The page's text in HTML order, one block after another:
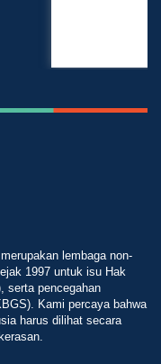
lembaga non-
1997 untuk isu Hak
serta pencegahan
Kami percaya bahwa
harus dilihat secara